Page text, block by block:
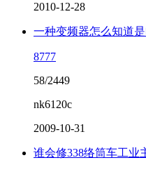
2010-12-28
一种变频器怎么知道
8777
58/2449
nk6120c
2009-10-31
谁会修338络筒车工业